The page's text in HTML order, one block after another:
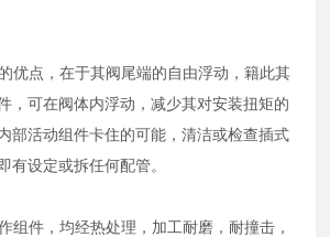
优点，在于其阀尾端的自由浮动，籍此其
，可在阀体内浮动，减少其对安装扭矩的
部活动组件卡住的可能，清洁或检查插式
有设定或拆任何配管。
组件，均经热处理，加工耐磨，耐撞击，